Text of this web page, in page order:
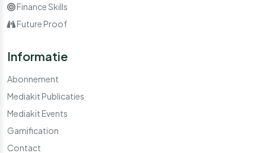
Finance Skills
Future Proof
Informatie
Abonnement
Mediakit Publicaties
Mediakit Events
Gamification
Contact